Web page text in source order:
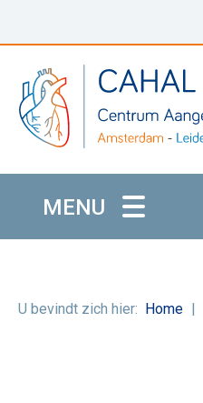
MENU
U bevindt zich hier: Home